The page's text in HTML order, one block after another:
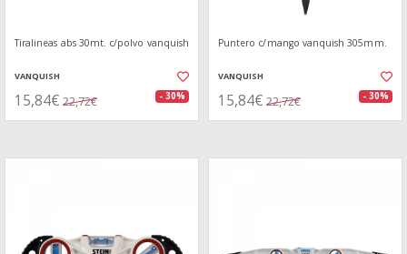
Tiralineas abs 30mt. c/polvo vanquish
VANQUISH
15,84€ 22,72€ - 30%
Puntero c/mango vanquish 305mm.
VANQUISH
15,84€ 22,72€ - 30%